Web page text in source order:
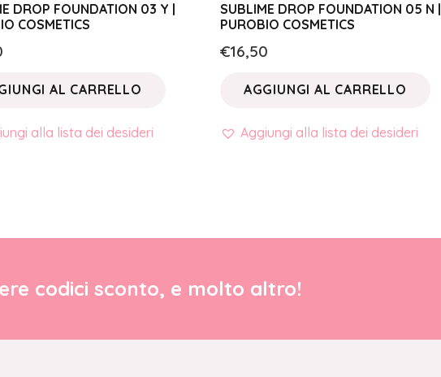
DROP FOUNDATION 03 Y |
COSMETICS
AL CARRELLO
alla lista dei desideri
SUBLIME DROP FOUNDATION 05 N |
PUROBIO COSMETICS
€16,50
AGGIUNGI AL CARRELLO
Aggiungi alla lista dei desideri
codici sconto, e molto altro!